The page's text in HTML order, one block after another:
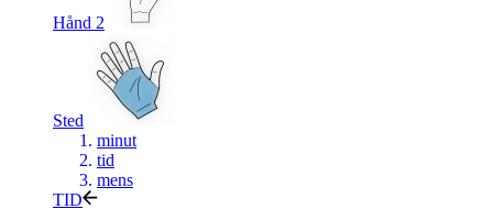
Hånd 2
Sted
minut
tid
mens
TID